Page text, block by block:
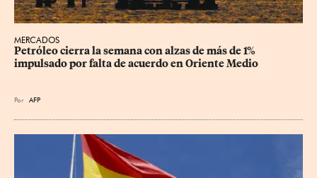
MERCADOS
Petróleo cierra la semana con alzas de más de 1%
impulsado por falta de acuerdo en Oriente Medio
Por AFP